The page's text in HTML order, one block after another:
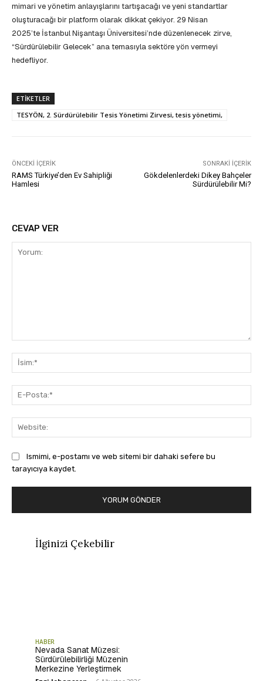
mimari ve yönetim anlayışlarını tartışacağı ve yeni standartlar
oluşturacağı bir platform olarak dikkat çekiyor. 29 Nisan
2025’te İstanbul Nişantaşı Üniversitesi’nde düzenlenecek zirve,
“Sürdürülebilir Gelecek” ana temasıyla sektöre yön vermeyi
hedefliyor.
ETIKETLER
TESYÖN, 2. Sürdürülebilir Tesis Yönetimi Zirvesi, tesis yönetimi,
ÖNCEKI İÇERIK
RAMS Türkiye’den Ev Sahipliği
Hamlesi
SONRAKI İÇERIK
Gökdelenlerdeki Dikey Bahçeler
Sürdürülebilir Mi?
CEVAP VER
Ismimi, e-postamı ve web sitemi bir dahaki sefere bu
tarayıcıya kaydet.
İlginizi Çekebilir
HABER
Nevada Sanat Müzesi:
Sürdürülebilirliği Müzenin
Merkezine Yerleştirmek